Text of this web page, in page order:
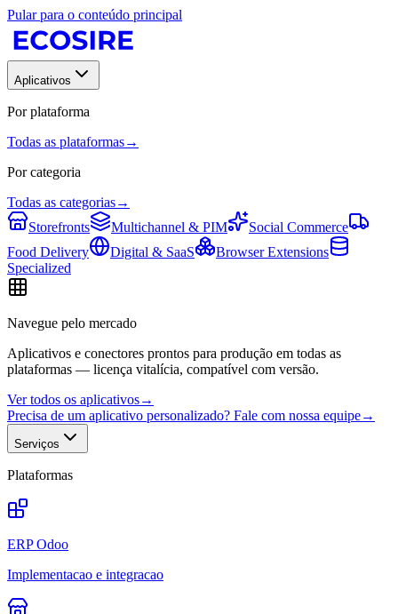
Pular para o conteúdo principal
Aplicativos
Por plataforma
Todas as plataformas→
Por categoria
Todas as categorias→
Storefronts
Multichannel & PIM
Social Commerce
Food Delivery
Digital & SaaS
Browser Extensions
Specialized
Navegue pelo mercado
Aplicativos e conectores prontos para produção em todas as
plataformas — licença vitalícia, compatível com versão.
Ver todos os aplicativos→
Precisa de um aplicativo personalizado? Fale com nossa equipe→
Serviços
Plataformas
ERP Odoo
Implementacao e integracao